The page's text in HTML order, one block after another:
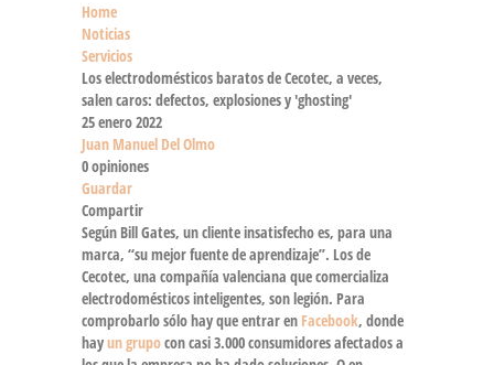
Home
Noticias
Servicios
Los electrodomésticos baratos de Cecotec, a veces,
salen caros: defectos, explosiones y 'ghosting'
25 enero 2022
Juan Manuel Del Olmo
0 opiniones
Guardar
Compartir
Según Bill Gates, un cliente insatisfecho es, para una
marca, “su mejor fuente de aprendizaje”. Los de
Cecotec, una compañía valenciana que comercializa
electrodomésticos inteligentes, son legión. Para
comprobarlo sólo hay que entrar en Facebook, donde
hayun grupocon casi 3.000consumidores afectadosa